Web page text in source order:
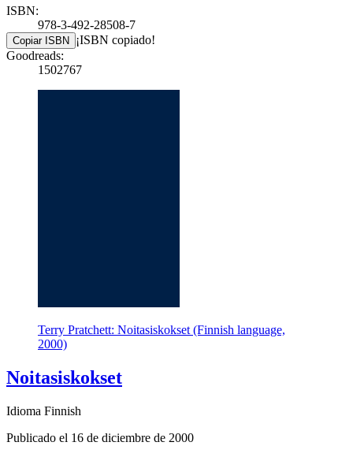
ISBN:
978-3-492-28508-7
Copiar ISBN
¡ISBN copiado!
Goodreads:
1502767
Terry Pratchett: Noitasiskokset (Finnish language,
2000)
Noitasiskokset
Idioma Finnish
Publicado el 16 de diciembre de 2000